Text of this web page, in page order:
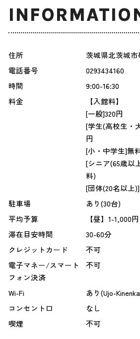
住所
茨城県北茨城市
電話番号
0293434160
時間
9:00-16:30
料金
【入館料】
[一般]320円
[学生(高校生・
円
[小・中学生]無
[シニア(65歳以
料)
[団体(20名以上
駐車場
あり(30台)
平均予算
【昼】1-1,000円
滞在目安時間
30-60分
クレジットカード
不可
電子マネー/スマート
フォン決済
不可
Wi-Fi
あり(Ujo-
コンセント口
なし
喫煙
不可